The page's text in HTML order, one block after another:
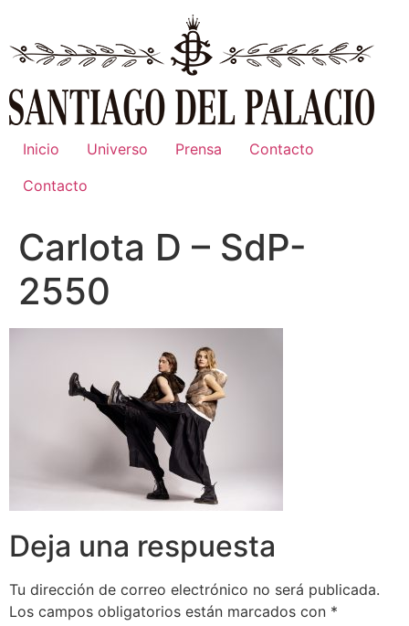
contenido
Inicio Universo Prensa
Contacto
Contacto
Carlota D – SdP-
2550
Deja una respuesta
Tu dirección de correo electrónico no será publicada.
Los campos obligatorios están marcados con *